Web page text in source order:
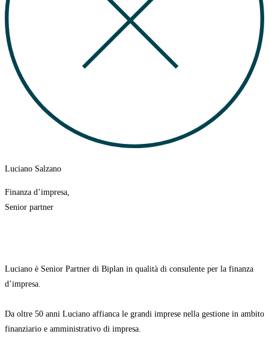
Luciano Salzano
Finanza d’impresa,
Senior partner
Luciano è Senior Partner di Biplan in qualità di consulente per la finanza
d’impresa.
Da oltre 50 anni Luciano affianca le grandi imprese nella gestione in ambito
finanziario e amministrativo di impresa.